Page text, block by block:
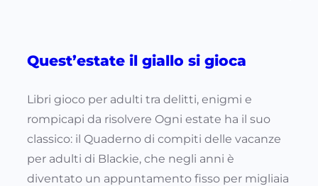
Quest’estate il giallo si gioca
Libri gioco per adulti tra delitti, enigmi e
rompicapi da risolvere Ogni estate ha il suo
classico: il Quaderno di compiti delle vacanze
per adulti di Blackie, che negli anni è
diventato un appuntamento fisso per migliaia